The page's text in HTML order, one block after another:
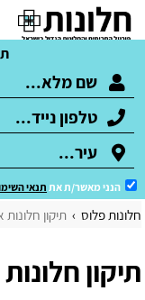
הנני מאשר/ת אתתנאי
חלונות פלוס תיקון חלונות
תיקון